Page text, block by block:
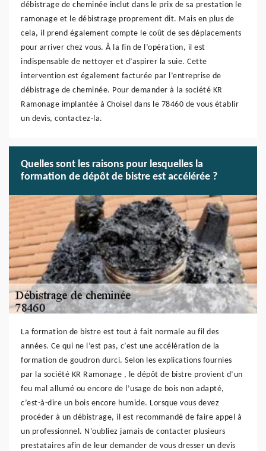
débistrage de cheminée inclut dans le prix de sa prestation le
ramonage et le débistrage proprement dit. Mais en plus de
cela, il prend également compte le coût de ses déplacements
pour arriver chez vous. À la fin de l’opération, il est
indispensable de nettoyer et d’aspirer la suie. Cette
intervention est également facturée par l’entreprise de
débistrage de cheminée. Pour demander à la société KR
Ramonage implantée à Choisel dans le 78460 de vous établir
un devis, contactez-la.
Quelles sont les raisons pour lesquelles la
formation de dépôt de bistre est accélérée ?
La formation de bistre est tout à fait normale au fil des
années. Ce qui ne l’est pas, c’est une accélération de la
formation de goudron durci. Selon les explications fournies
par la société KR Ramonage , le dépôt de bistre provient d’un
feu mal allumé ou encore de l’usage de bois non adapté,
c’est-à-dire un bois encore humide. Lorsque vous devez
procéder à un débistrage, il est recommandé de faire appel à
un professionnel. N’oubliez jamais de contacter plusieurs
prestataires afin de leur demander de vous dresser un devis